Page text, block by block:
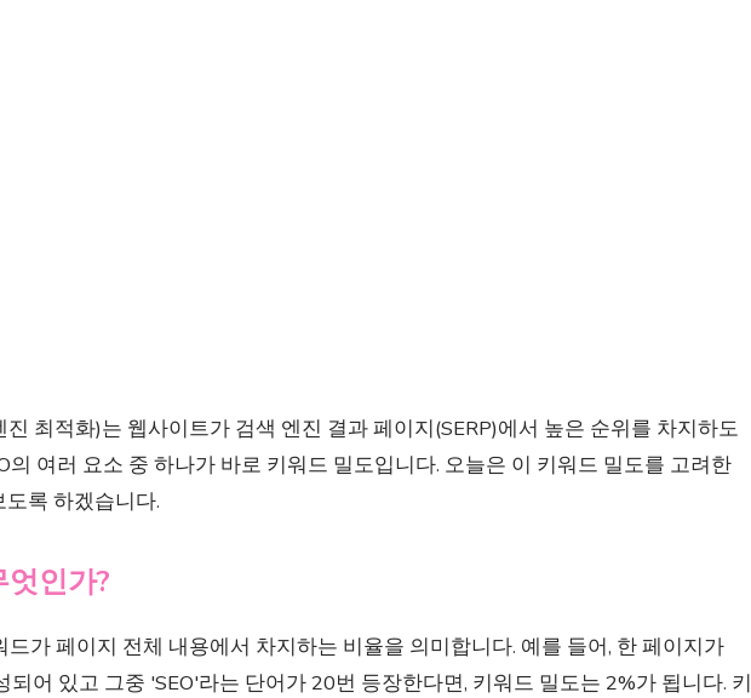
진 최적화)는 웹사이트가 검색 엔진 결과 페이지(SERP)에서 높은 순위를 차지하도
의 여러 요소 중 하나가 바로 키워드 밀도입니다. 오늘은 이 키워드 밀도를 고려한
록 하겠습니다.
인가?
가 페이지 전체 내용에서 차지하는 비율을 의미합니다. 예를 들어, 한 페이지가
어 있고 그중 'SEO'라는 단어가 20번 등장한다면, 키워드 밀도는 2%가 됩니다. 키